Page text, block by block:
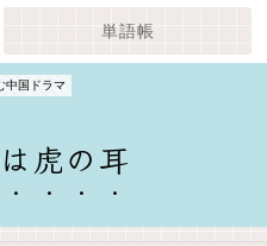
中国ドラマ
虎の耳
単語帳